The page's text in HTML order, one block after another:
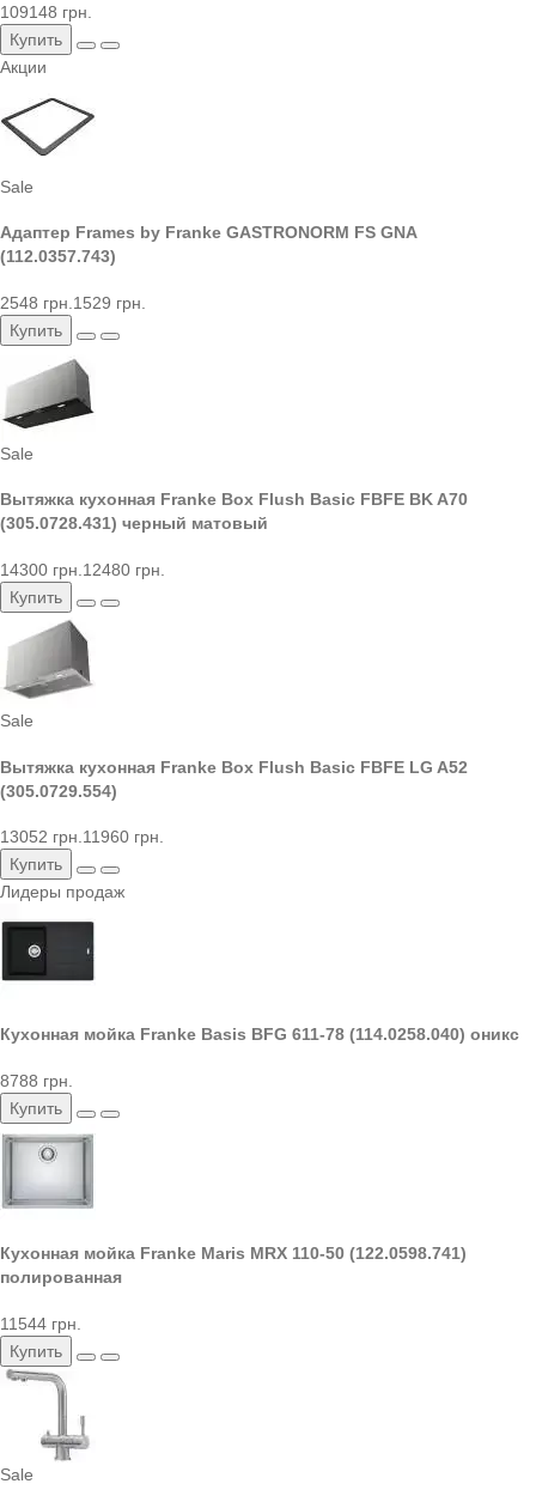
109148 грн.
Купить
Акции
Sale
Адаптер Frames by Franke GASTRONORM FS GNA
(112.0357.743)
2548 грн. 1529 грн.
Купить
Sale
Вытяжка кухонная Franke Box Flush Basic FBFE BK A70
(305.0728.431) черный матовый
14300 грн. 12480 грн.
Купить
Sale
Вытяжка кухонная Franke Box Flush Basic FBFE LG A52
(305.0729.554)
13052 грн.11960 грн.
Купить
Лидеры продаж
Кухонная мойка Franke Basis BFG 611-78 (114.0258.040) оникс
8788 грн.
Купить
Кухонная мойка Franke Maris MRX 110-50 (122.0598.741)
полированная
11544 грн.
Купить
Sale